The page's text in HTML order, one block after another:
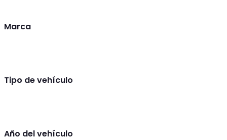
Marca
Tipo de vehículo
Año del vehículo